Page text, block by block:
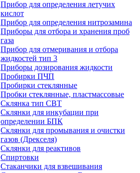
Прибор для определения летучих
кислот
Прибор для определения нитрозамина
Приборы для отбора и хранения проб
газа
Прибор для отмеривания и отбора
жидкостей тип 3
Приборы дозирования жидкости
Пробирки ПЧП
Пробирки стеклянные
Пробки стеклянные, пластмассовые
Склянка тип СВТ
Склянки для инкубации при
определении БПК
Склянки для промывания и очистки
газов (Дрекселя)
Склянки для реактивов
Спиртовки
Стаканчики для взвешивания